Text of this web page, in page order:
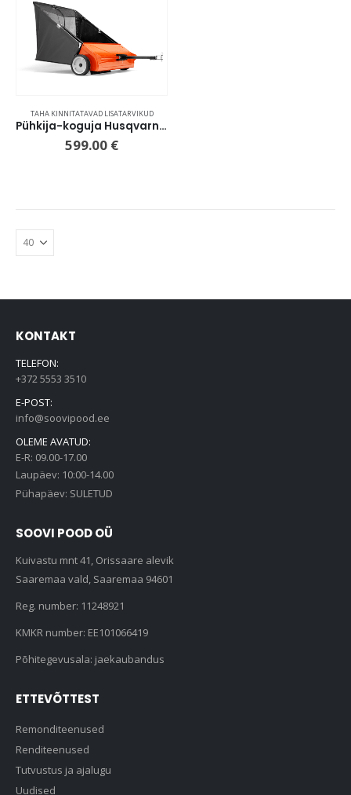
TAHA KINNITATAVAD LISATARVIKUD
Pühkija-koguja Husqvarna 112cm
599.00 €
KONTAKT
TELEFON:
+372 5553 3510
E-POST:
info@soovipood.ee
OLEME AVATUD:
E-R: 09.00-17.00
Laupäev: 10:00-14.00
Pühapäev: SULETUD
SOOVI POOD OÜ
Kuivastu mnt 41, Orissaare alevik
Saaremaa vald, Saaremaa 94601
Reg. number: 11248921
KMKR number: EE101066419
Põhitegevusala: jaekaubandus
ETTEVÕTTEST
Remonditeenused
Renditeenused
Tutvustus ja ajalugu
Uudised